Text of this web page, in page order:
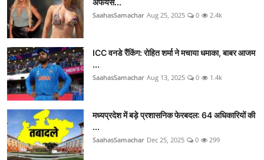
अफेयर्स...
SaahasSamachar Aug 25, 2025 0 2.4k
ICC वनडे रैंकिंग: रोहित शर्मा ने मचाया धमाका, बाबर आजम
...
SaahasSamachar Aug 13, 2025 0 1.4k
मध्यप्रदेश में बड़े प्रशासनिक फेरबदल: 64 अधिकारियों की
...
SaahasSamachar Dec 25, 2025 0 299